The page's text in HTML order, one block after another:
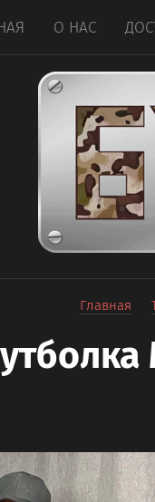
О НАС
Главная